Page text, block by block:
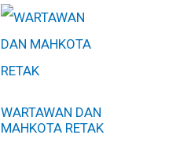
WARTAWAN DAN
MAHKOTA RETAK